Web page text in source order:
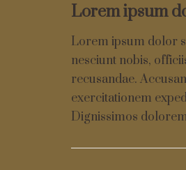
Lorem ipsum
Lorem ipsum dolor
nesciunt nobis,
recusandae.
exercitationem
Dignissimos